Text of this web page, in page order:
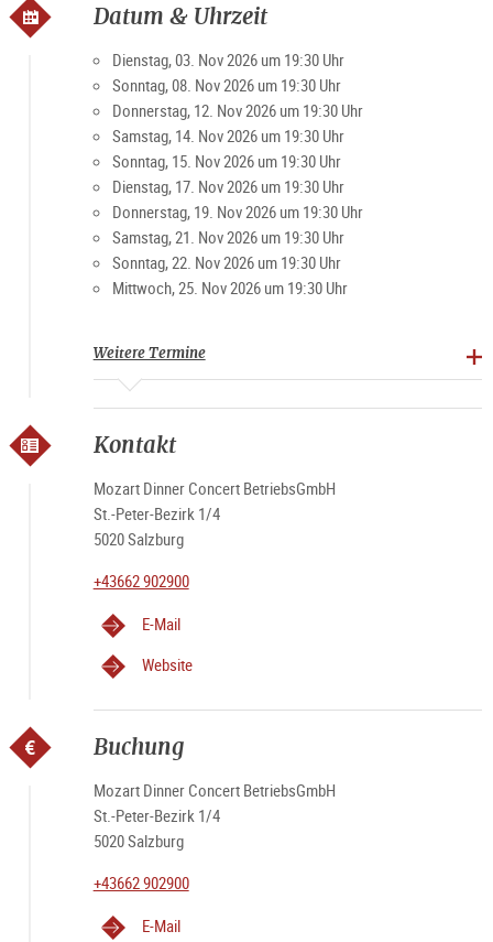
Datum & Uhrzeit
Dienstag, 03. Nov 2026 um 19:30 Uhr
Sonntag, 08. Nov 2026 um 19:30 Uhr
Donnerstag, 12. Nov 2026 um 19:30 Uhr
Samstag, 14. Nov 2026 um 19:30 Uhr
Sonntag, 15. Nov 2026 um 19:30 Uhr
Dienstag, 17. Nov 2026 um 19:30 Uhr
Donnerstag, 19. Nov 2026 um 19:30 Uhr
Samstag, 21. Nov 2026 um 19:30 Uhr
Sonntag, 22. Nov 2026 um 19:30 Uhr
Mittwoch, 25. Nov 2026 um 19:30 Uhr
Weitere Termine
Kontakt
Mozart Dinner Concert BetriebsGmbH
St.-Peter-Bezirk 1/4
5020 Salzburg
+43662 902900
E-Mail
Website
Buchung
Mozart Dinner Concert BetriebsGmbH
St.-Peter-Bezirk 1/4
5020 Salzburg
+43662 902900
E-Mail